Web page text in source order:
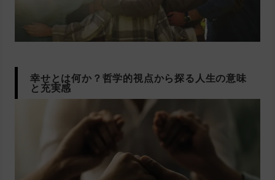
幸せとは何か？哲学的視点から探る人生の意味
と充実感